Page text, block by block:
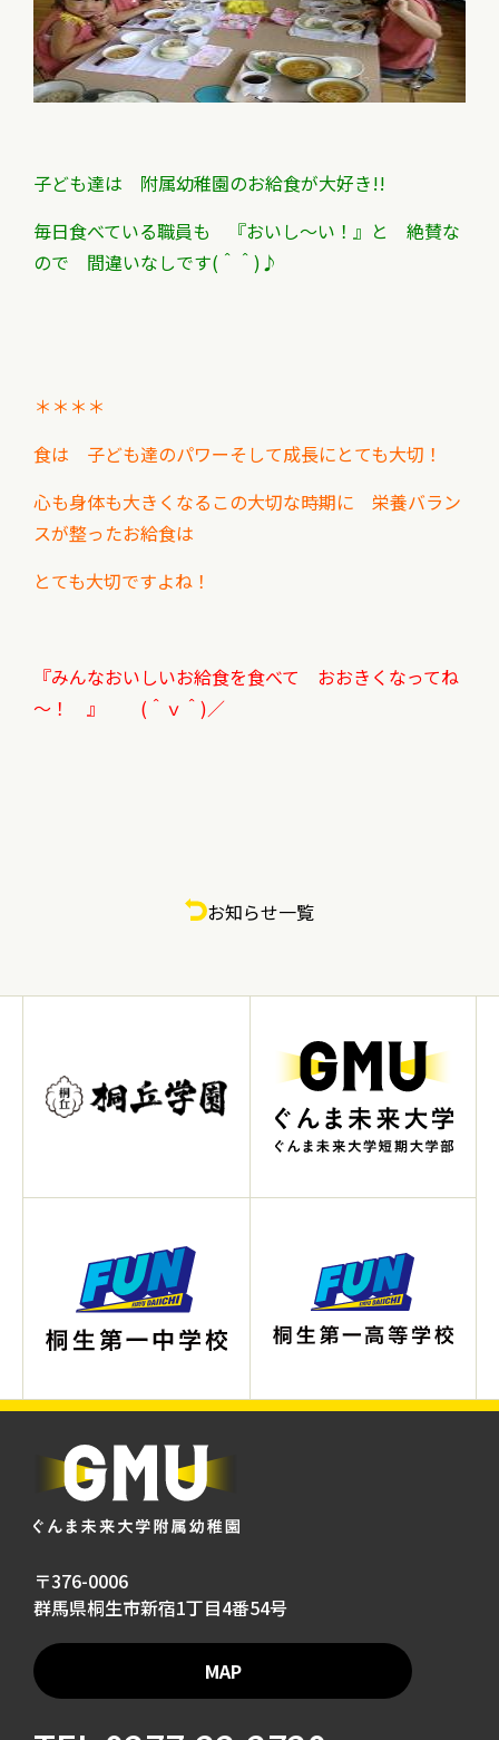
子ども達は 附属幼稚園のお給食が大好き!!
毎日食べている職員も 『おいし～い！』と 絶賛な
ので 間違いなしです(＾＾)♪
＊＊＊＊
食は 子ども達のパワーそして成長にとても大切！
心も身体も大きくなるこの大切な時期に 栄養バラン
スが整ったお給食は
とても大切ですよね！
『みんなおいしいお給食を食べて おおきくなってね
～！ 』 (＾ｖ＾)／
お知らせ一覧
〒376-0006
群馬県桐生市新宿1丁目4番54号
MAP